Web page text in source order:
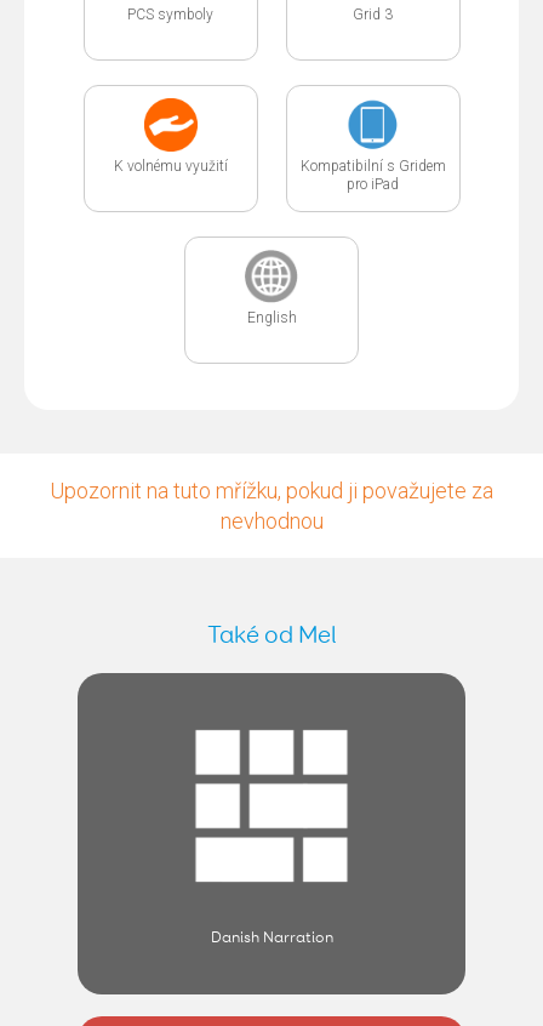
PCS symboly Grid 3
K volnému využití
Kompatibilní s Gridem
pro iPad
English
Upozornit na tuto mřížku, pokud ji považujete za
nevhodnou
Také od Mel
Danish Narration